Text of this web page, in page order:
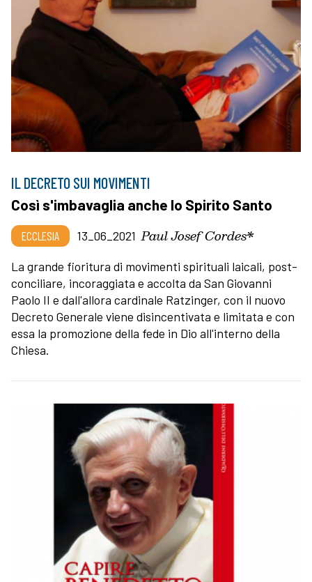
IL DECRETO SUI MOVIMENTI
Così s'imbavaglia anche lo Spirito Santo
ECCLESIA 13_06_2021 Paul Josef Cordes*
La grande fioritura di movimenti spirituali laicali, post-
conciliare, incoraggiata e accolta da San Giovanni
Paolo II e dall'allora cardinale Ratzinger, con il nuovo
Decreto Generale viene disincentivata e limitata e con
essa la promozione della fede in Dio all'interno della
Chiesa.